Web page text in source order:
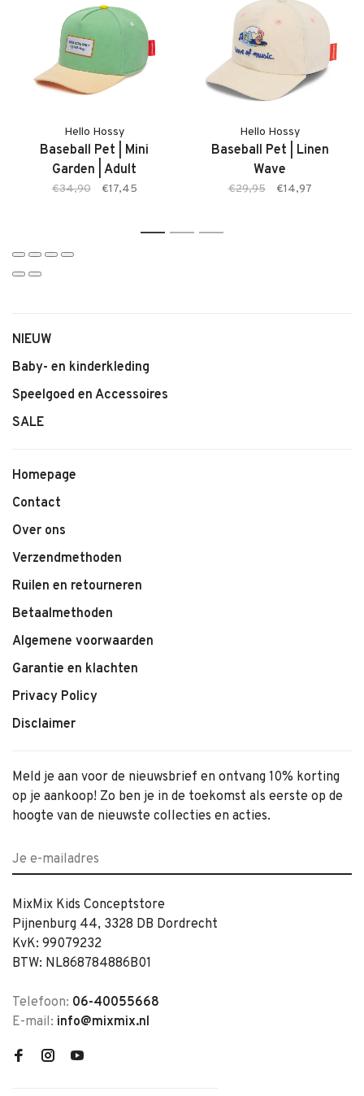
Kenmerken:
• Baseball Pet van Hello Hossy
• Zachte, comfortabele stof
• Kleur: Springtime
• Beschermende klep
• Comfortabele pasvorm
• Geschikt voor baby’s en jonge kinderen
• Makkelijk te combineren
Hello Hossy
Baseball Pet | Mini
Garden | Adult
€34,90 €17,45
Hello Hossy
Baseball Pet | Linen
Wave
€29,95 €14,97
1 2 3
NIEUW
Baby- en kinderkleding
Speelgoed en Accessoires
SALE
Homepage
Contact
Over ons
Verzendmethoden
Ruilen en retourneren
Betaalmethoden
Algemene voorwaarden
Garantie en klachten
Privacy Policy
Disclaimer
Meld je aan voor de nieuwsbrief en ontvang 10% korting
op je aankoop! Zo ben je in de toekomst als eerste op de
hoogte van de nieuwste collecties en acties.
MixMix Kids Conceptstore
Pijnenburg 44, 3328 DB Dordrecht
KvK: 99079232
BTW: NL868784886B01
Telefoon: 06-40055668
E-mail: info@mixmix.nl